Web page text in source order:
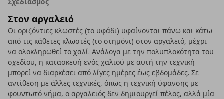
Στον αργαλειό
Οι οριζόντιες κλωστές (το υφάδι) υφαίνονται πάνω και κάτω
από τις κάθετες κλωστές (το στημόνι) στον αργαλειό, μέχρι
να ολοκληρωθεί το χαλί. Ανάλογα με την πολυπλοκότητα του
σχεδίου, η κατασκευή ενός χαλιού με αυτή την τεχνική
μπορεί να διαρκέσει από λίγες ημέρες έως εβδομάδες. Σε
αντίθεση με άλλες τεχνικές, όπως η τεχνική ύφανσης με
φουντωτό νήμα, ο αργαλειός δεν δημιουργεί πέλος, αλλά μία